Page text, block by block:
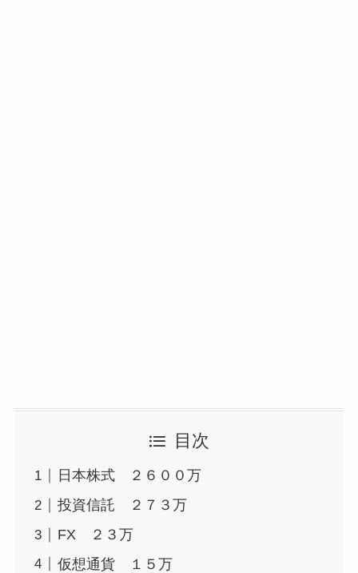
目次
日本株式 ２６００万
投資信託 ２７３万
FX ２３万
仮想通貨 １５万